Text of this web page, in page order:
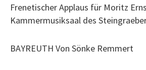
Frenetischer Applaus für Moritz
Kammermusiksaal des
BAYREUTH Von Sönke Remmert